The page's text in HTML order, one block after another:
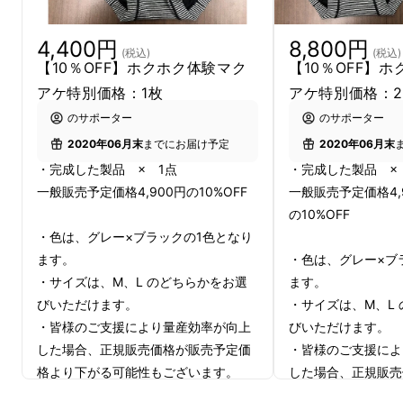
新素材×90年のモノ作り力で
お悩み解決
植物性炭素繊維（メディカーボン®）をサニタ
リーショーツの下腹部・腰部に設置して温めま
す。
①『温める』＝炭100%の繊維の力
一般医療機器を取得している商品もある、「メ
ディカーボン®」という炭100%の植物性炭素
繊維を使用しています。
炭素繊維の遠赤外線効果で、体を暖かく包み込
4,400円 (税込)
【10％OFF】ホクホク体験マク
アケ特別価格：1枚
のサポーター
2020年06月末までにお届け予定
・完成した製品 × 1点
一般販売予定価格4,900円の10%OFF
・色は、グレー×ブラックの1色となり
ます。
・サイズは、M、L のどちらかをお選
びいただけます。
・皆様のご支援により量産効率が向上
した場合、正規販売価格が販売予定価
格より下がる可能性もございます。
8,800円 (税込)
【10％OFF】
アケ特別価格：
のサポーター
2020年06月末
・完成した製品
一般販売予定価格
の10%OFF
・色は、グレー×
ます。
・サイズは、M、L
びいただけます。
・皆様のご支援に
した場合、正規販